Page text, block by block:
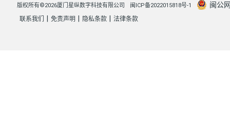
版权所有©2026厦门星纵数字科技有限公司 闽ICP备2022015818号-1 闽公
联系我们 免责声明 隐私条款 法律条款